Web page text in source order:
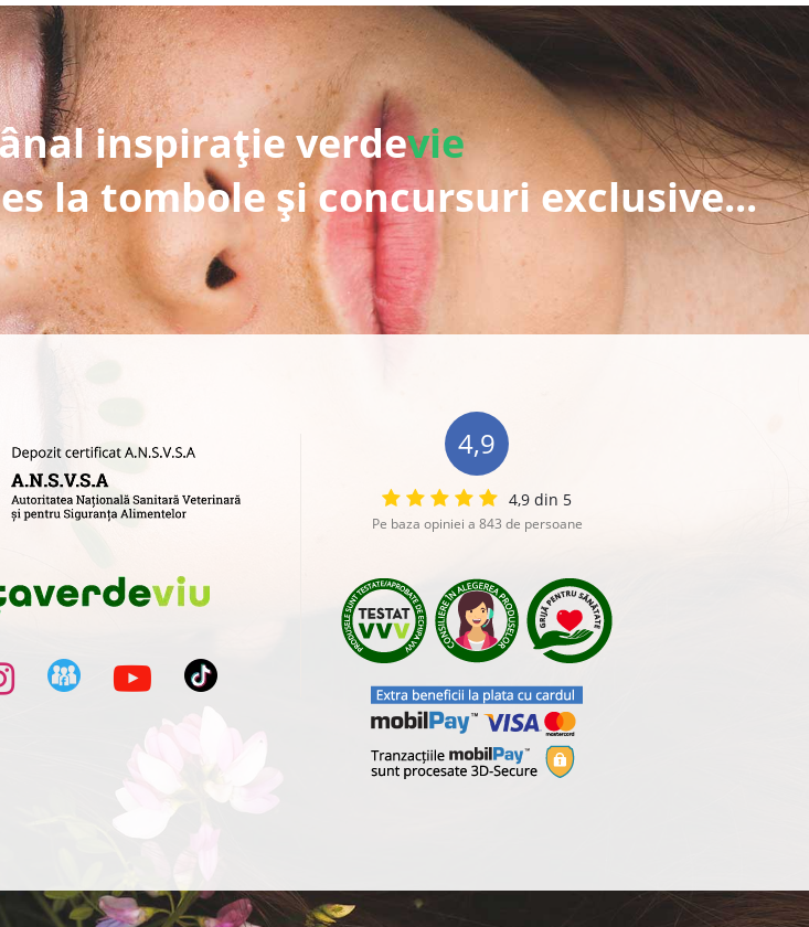
inspirație verdevie
la tombole și concursuri exclusive...
4,9
4,9 din 5
Pe baza opiniei a 843 de persoane